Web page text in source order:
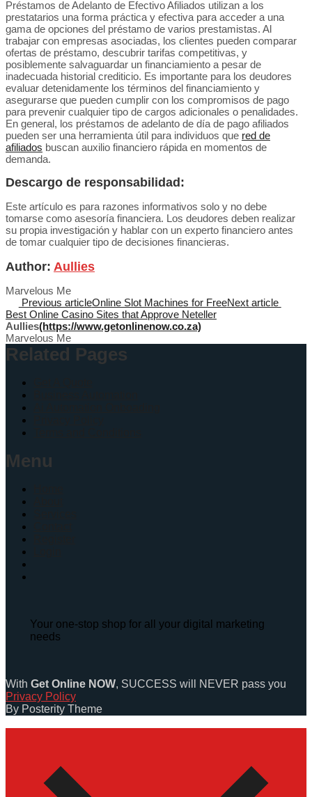
Préstamos de Adelanto de Efectivo Afiliados utilizan a los
prestatarios una forma práctica y efectiva para acceder a una
gama de opciones del préstamo de varios prestamistas. Al
trabajar con empresas asociadas, los clientes pueden comparar
ofertas de préstamo, descubrir tarifas competitivas, y
posiblemente salvaguardar un financiamiento a pesar de
inadecuada historial crediticio. Es importante para los deudores
evaluar detenidamente los términos del financiamiento y
asegurarse que pueden cumplir con los compromisos de pago
para prevenir cualquier tipo de cargos adicionales o penalidades.
En general, los préstamos de adelanto de día de pago afiliados
pueden ser una herramienta útil para individuos que red de
afiliados buscan auxilio financiero rápida en momentos de
demanda.
Descargo de responsabilidad:
Este artículo es para razones informativos solo y no debe
tomarse como asesoría financiera. Los deudores deben realizar
su propia investigación y hablar con un experto financiero antes
de tomar cualquier tipo de decisiones financieras.
Author: Aullies
Marvelous Me
Previous articleOnline Slot Machines for FreeNext article
Best Online Casino Sites that Approve Neteller
Aullies(https://www.getonlinenow.co.za)
Marvelous Me
Related Pages
Menu
Your one-stop shop for all your digital marketing
needs
With Get Online NOW, SUCCESS will NEVER pass you
Privacy Policy
By Posterity Theme